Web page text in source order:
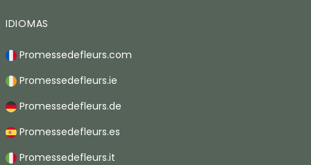
IDIOMAS
Promessedefleurs.com
Promessedefleurs.ie
Promessedefleurs.de
Promessedefleurs.es
Promessedefleurs.it